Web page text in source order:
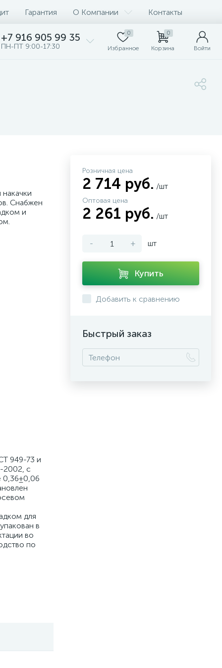
Гарантия О Компании Контакты
+7 916 905 99 35
ПН-ПТ 9:00-17:30
0
Избранное
0
Корзина Войти
Снабжен
и
949-73 и
2002, с
0,36±0,06
для
в
во
по
Розничная цена
2 714 руб. /шт
Оптовая цена
2 261 руб. /шт
- + шт
Купить
Добавить к сравнению
Быстрый заказ